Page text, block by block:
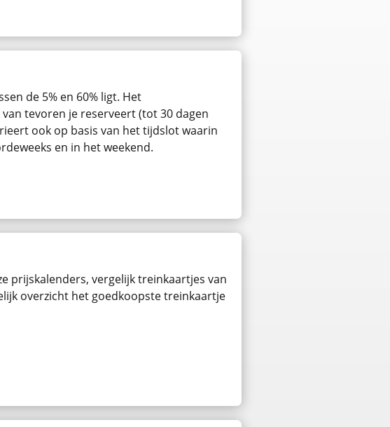
de 5% en 60% ligt. Het
tevoren je reserveert (tot 30 dagen
ook op basis van het tijdslot waarin
en in het weekend.
prijskalenders, vergelijk treinkaartjes van
overzicht het goedkoopste treinkaartje